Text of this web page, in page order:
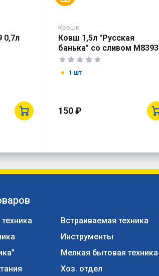
0,7л
Ковши
Ковш 1,5л "Русская
банька" со сливом М8393
1 шт
150 ₽
Встраиваемая техника
Инструменты
Мелкая бытовая техника
Хоз. отдел